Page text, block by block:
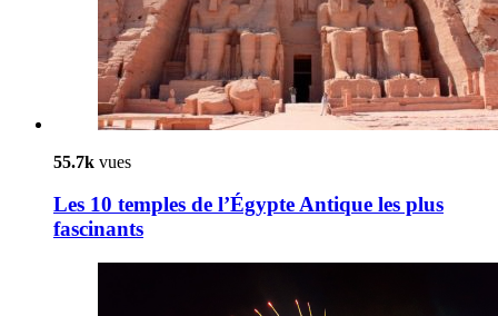
55.7k vues
Les 10 temples de l’Égypte Antique les plus
fascinants